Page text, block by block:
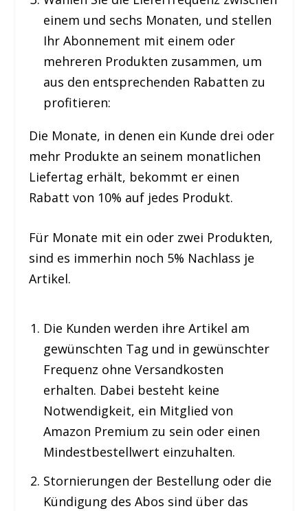
einem und sechs Monaten, und stellen
Ihr Abonnement mit einem oder
mehreren Produkten zusammen, um
aus den entsprechenden Rabatten zu
profitieren:
Die Monate, in denen ein Kunde drei oder
mehr Produkte an seinem monatlichen
Liefertag erhält, bekommt er einen
Rabatt von 10% auf jedes Produkt.
Für Monate mit ein oder zwei Produkten,
sind es immerhin noch 5% Nachlass je
Artikel.
Die Kunden werden ihre Artikel am
gewünschten Tag und in gewünschter
Frequenz ohne Versandkosten
erhalten. Dabei besteht keine
Notwendigkeit, ein Mitglied von
Amazon Premium zu sein oder einen
Mindestbestellwert einzuhalten.
Stornierungen der Bestellung oder die
Kündigung des Abos sind über das